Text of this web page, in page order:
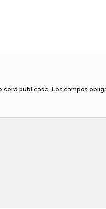
será publicada. Los campos